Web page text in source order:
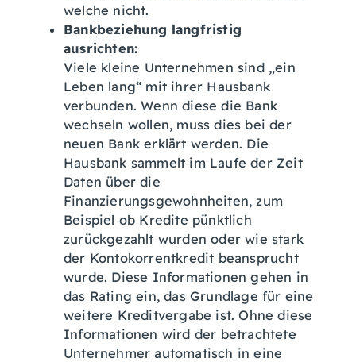
welche nicht.
Bankbeziehung langfristig
ausrichten:
Viele kleine Unternehmen sind „ein
Leben lang“ mit ihrer Hausbank
verbunden. Wenn diese die Bank
wechseln wollen, muss dies bei der
neuen Bank erklärt werden. Die
Hausbank sammelt im Laufe der Zeit
Daten über die
Finanzierungsgewohnheiten, zum
Beispiel ob Kredite pünktlich
zurückgezahlt wurden oder wie stark
der Kontokorrentkredit beansprucht
wurde. Diese Informationen gehen in
das Rating ein, das Grundlage für eine
weitere Kreditvergabe ist. Ohne diese
Informationen wird der betrachtete
Unternehmer automatisch in eine